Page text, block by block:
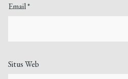
Email*
Situs Web